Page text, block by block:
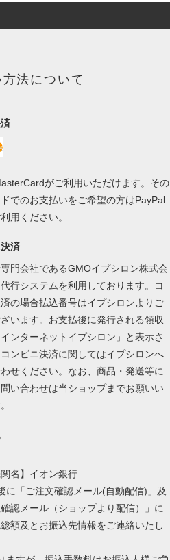
法について
がご利用いただけます。その
でのお支払いをご希望の方はPayPal
用ください。
済
門会社であるGMOイプシロン株式会
行システムを利用しております。コ
の場合払込番号はイプシロンよりご
います。お支払後に発行される領収
ンターネットイプシロン」と表示さ
ンビニ決済に関してはイプシロンへ
せください。なお、商品・発送等に
い合わせは当ショップまでお願いい
関名】イオン銀行
に「ご注文確認メール(自動配信)」及
認メール（ショップより配信）」に
額及とお振込先情報をご連絡いたし